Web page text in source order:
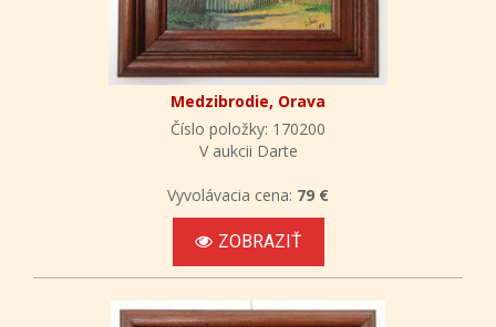
Medzibrodie, Orava
Číslo položky: 170200
V aukcii Darte
Vyvolávacia cena: 79 €
ZOBRAZIŤ